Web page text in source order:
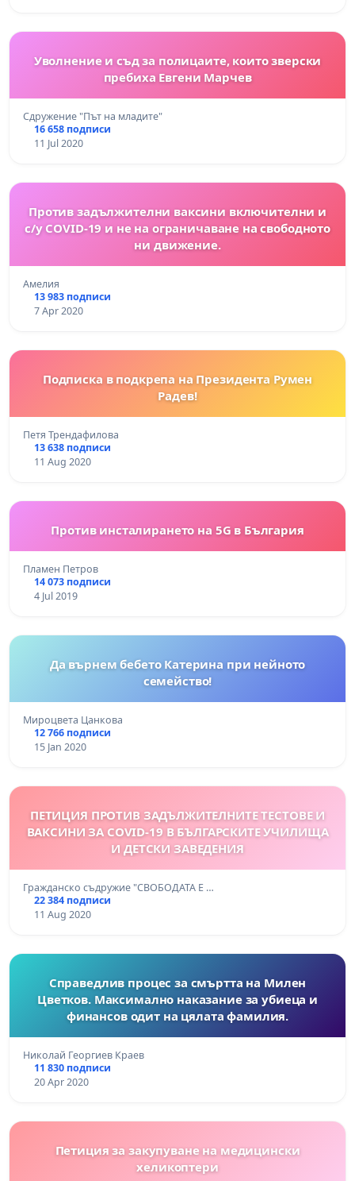
Уволнение и съд за полицаите, които зверски
пребиха Евгени Марчев
Сдружение "Път на младите"
16 658 подписи
11 Jul 2020
Против задължителни ваксини включителни и
с/у COVID-19 и не на ограничаване на свободното
ни движение.
Амелия
13 983 подписи
7 Apr 2020
Подписка в подкрепа на Президента Румен
Радев!
Петя Трендафилова
13 638 подписи
11 Aug 2020
Против инсталирането на 5G в България
Пламен Петров
14 073 подписи
4 Jul 2019
Да върнем бебето Катерина при нейното
семейство!
Мироцвета Цанкова
12 766 подписи
15 Jan 2020
ПЕТИЦИЯ ПРОТИВ ЗАДЪЛЖИТЕЛНИТЕ ТЕСТОВЕ И
ВАКСИНИ ЗА COVID-19 В БЪЛГАРСКИТЕ УЧИЛИЩА
И ДЕТСКИ ЗАВЕДЕНИЯ
Гражданско съдружие "СВОБОДАТА Е …
22 384 подписи
11 Aug 2020
Справедлив процес за смъртта на Милен
Цветков. Максимално наказание за убиеца и
финансов одит на цялата фамилия.
Николай Георгиев Краев
11 830 подписи
20 Apr 2020
Петиция за закупуване на медицински
хеликоптери